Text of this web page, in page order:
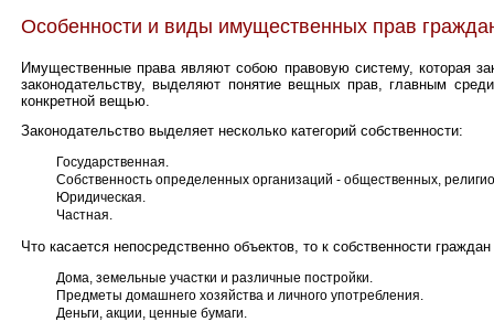
Особенности и виды имущественных прав
Имущественные права являют собою правовую систему, которая
законодательству, выделяют понятие вещных прав, главным
конкретной вещью.
Законодательство выделяет несколько категорий собственности:
Государственная.
Собственность определенных организаций - общественных,
Юридическая.
Частная.
Что касается непосредственно объектов, то к собственности граждан
Дома, земельные участки и различные постройки.
Предметы домашнего хозяйства и личного употребления.
Деньги, акции, ценные бумаги.